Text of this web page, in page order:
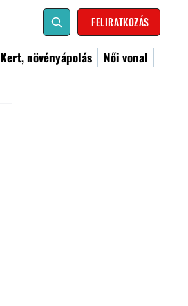
FELIRATKOZÁS
Kert, növényápolás Női vonal